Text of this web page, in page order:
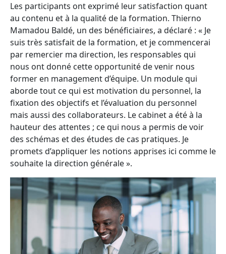
Les participants ont exprimé leur satisfaction quant
au contenu et à la qualité de la formation. Thierno
Mamadou Baldé, un des bénéficiaires, a déclaré : « Je
suis très satisfait de la formation, et je commencerai
par remercier ma direction, les responsables qui
nous ont donné cette opportunité de venir nous
former en management d’équipe. Un module qui
aborde tout ce qui est motivation du personnel, la
fixation des objectifs et l’évaluation du personnel
mais aussi des collaborateurs. Le cabinet a été à la
hauteur des attentes ; ce qui nous a permis de voir
des schémas et des études de cas pratiques. Je
promets d’appliquer les notions apprises ici comme le
souhaite la direction générale ».